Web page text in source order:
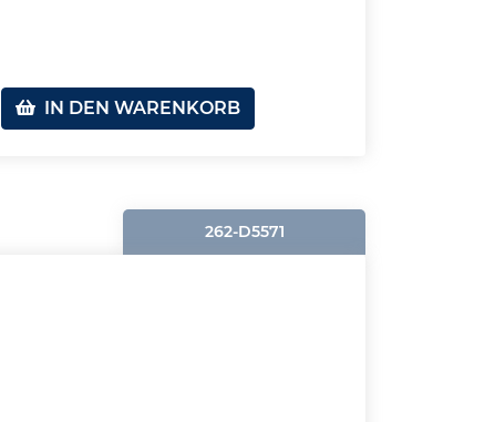
IN DEN WARENKORB
262-D5571